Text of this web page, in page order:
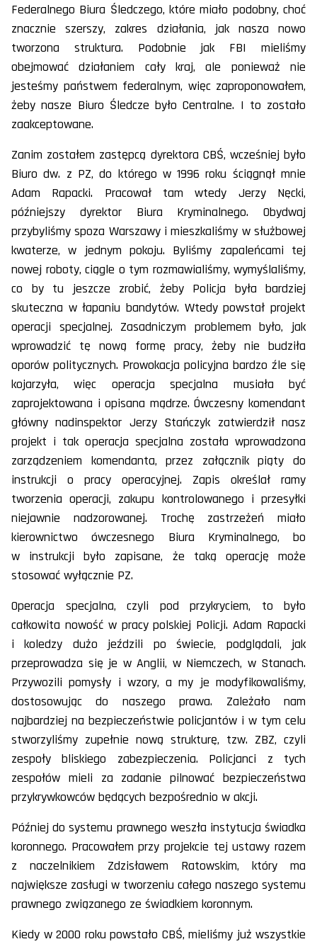
Federalnego Biura Śledczego, które miało podobny, choć
znacznie szerszy, zakres działania, jak nasza nowo
tworzona struktura. Podobnie jak FBI mieliśmy
obejmować działaniem cały kraj, ale ponieważ nie
jesteśmy państwem federalnym, więc zaproponowałem,
żeby nasze Biuro Śledcze było Centralne. I to zostało
zaakceptowane.
Zanim zostałem zastępcą dyrektora CBŚ, wcześniej było
Biuro dw. z PZ, do którego w 1996 roku ściągnął mnie
Adam Rapacki. Pracował tam wtedy Jerzy Nęcki,
późniejszy dyrektor Biura Kryminalnego. Obydwaj
przybyliśmy spoza Warszawy i mieszkaliśmy w służbowej
kwaterze, w jednym pokoju. Byliśmy zapaleńcami tej
nowej roboty, ciągle o tym rozmawialiśmy, wymyślaliśmy,
co by tu jeszcze zrobić, żeby Policja była bardziej
skuteczna w łapaniu bandytów. Wtedy powstał projekt
operacji specjalnej. Zasadniczym problemem było, jak
wprowadzić tę nową formę pracy, żeby nie budziła
oporów politycznych. Prowokacja policyjna bardzo źle się
kojarzyła, więc operacja specjalna musiała być
zaprojektowana i opisana mądrze. Ówczesny komendant
główny nadinspektor Jerzy Stańczyk zatwierdził nasz
projekt i tak operacja specjalna została wprowadzona
zarządzeniem komendanta, przez załącznik piąty do
instrukcji o pracy operacyjnej. Zapis określał ramy
tworzenia operacji, zakupu kontrolowanego i przesyłki
niejawnie nadzorowanej. Trochę zastrzeżeń miało
kierownictwo ówczesnego Biura Kryminalnego, bo
w instrukcji było zapisane, że taką operację może
stosować wyłącznie PZ.
Operacja specjalna, czyli pod przykryciem, to było
całkowita nowość w pracy polskiej Policji. Adam Rapacki
i koledzy dużo jeździli po świecie, podglądali, jak
przeprowadza się je w Anglii, w Niemczech, w Stanach.
Przywozili pomysły i wzory, a my je modyfikowaliśmy,
dostosowując do naszego prawa. Zależało nam
najbardziej na bezpieczeństwie policjantów i w tym celu
stworzyliśmy zupełnie nową strukturę, tzw. ZBZ, czyli
zespoły bliskiego zabezpieczenia. Policjanci z tych
zespołów mieli za zadanie pilnować bezpieczeństwa
przykrywkowców będących bezpośrednio w akcji.
Później do systemu prawnego weszła instytucja świadka
koronnego. Pracowałem przy projekcie tej ustawy razem
z naczelnikiem Zdzisławem Ratowskim, który ma
największe zasługi w tworzeniu całego naszego systemu
prawnego związanego ze świadkiem koronnym.
Kiedy w 2000 roku powstało CBŚ, mieliśmy już wszystkie